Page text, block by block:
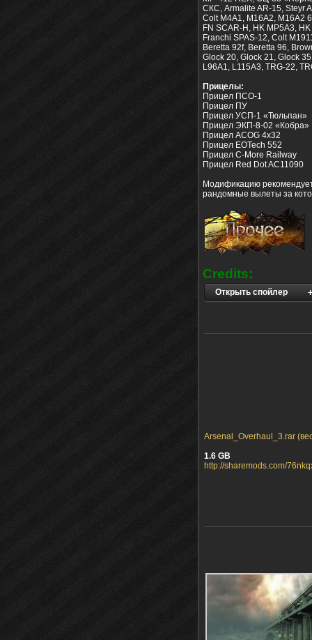
СКС, Armalite AR-15, Steyr
Colt M4A1, M16A2, M16A2
FN SCAR-H, HK MP5A3,
Franchi SPAS-12, Colt
Beretta 92f, Beretta 96,
Glock 20, Glock 21, Glock
L96A1, L115A3, TRG-22,
Прицелы:
Прицел ПСО-1
Прицел ПУ
Прицел УСП-1 «Тюльпан»
Прицел ЭКП-8-02 «Кобра»
Прицел ACOG 4x32
Прицел EOTech 552
Прицел C-More Railway
Прицел Red Dot AC11090
Модификацию
рандомные вылеты за
Credits:
Открыть спойлер
Arsenal_Overhaul_3.rar
1.6 GB
http://sharemods.com/